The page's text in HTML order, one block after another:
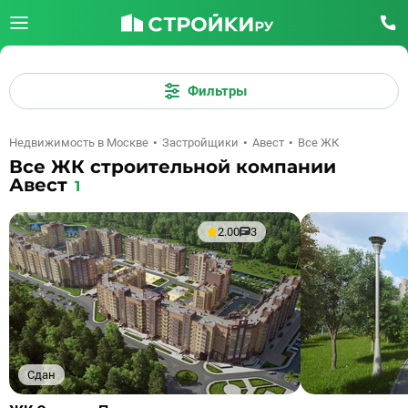
Фильтры
Недвижимость в Москве Застройщики Авест Все ЖК
Все ЖК строительной компании
Авест 1
Сдан
2.00 3